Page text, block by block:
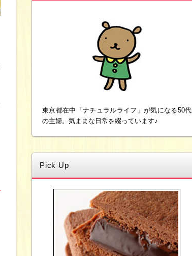
東京都在中「ナチュラルライフ」が気になる50代
の主婦。気ままな日常を綴っています♪
Pick Up